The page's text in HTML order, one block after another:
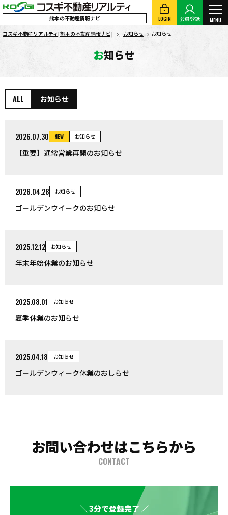
熊本の不動産情報ナビ LOGIN 会員登録
MENU
コスギ不動産リアルティ[熊本の不動産情報ナビ]
お知らせ お知らせ
お知らせ
ALL お知らせ
2026.07.30 NEW お知らせ
【重要】通常営業再開のお知らせ
2026.04.28 お知らせ
ゴールデンウイークのお知らせ
2025.12.12 お知らせ
年末年始休業のお知らせ
2025.08.01 お知らせ
夏季休業のお知らせ
2025.04.18 お知らせ
ゴールデンウィーク休業のおしらせ
お問い合わせはこちらから
CONTACT
＼ 3分で登録完了 ／